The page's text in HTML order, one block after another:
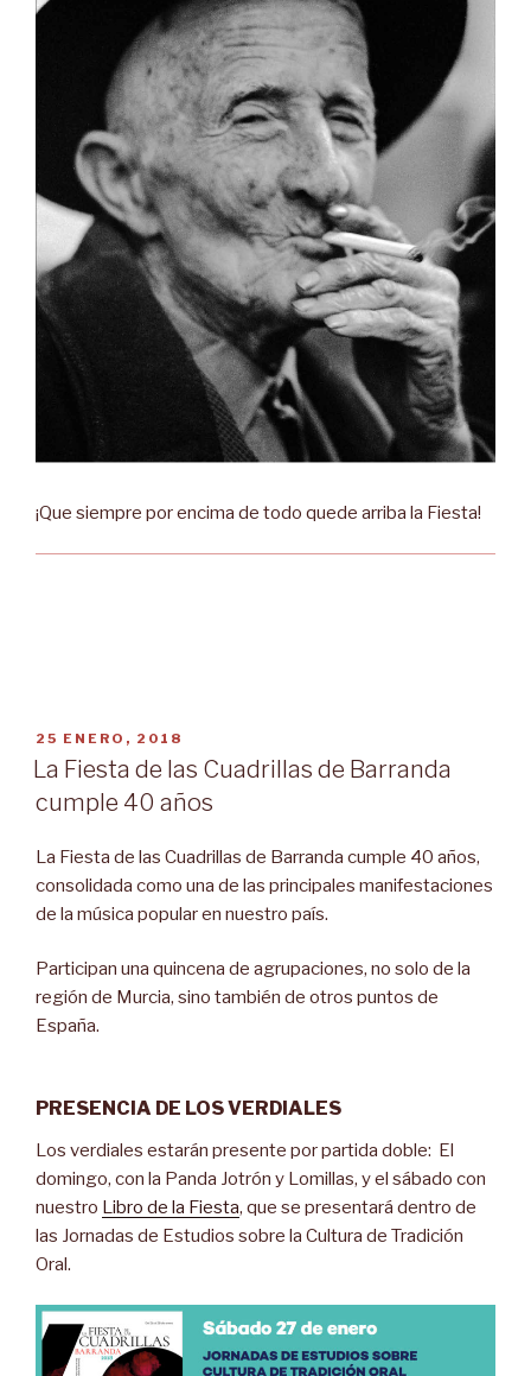
¡Que siempre por encima de todo quede arriba la Fiesta!
PUBLICADO
EL
25 ENERO, 2018
La Fiesta de las Cuadrillas de Barranda
cumple 40 años
La Fiesta de las Cuadrillas de Barranda cumple 40 años,
consolidada como una de las principales manifestaciones
de la música popular en nuestro país.
Participan una quincena de agrupaciones, no solo de la
región de Murcia, sino también de otros puntos de
España.
PRESENCIA DE LOS VERDIALES
Los verdiales estarán presente por partida doble: El
domingo, con la Panda Jotrón y Lomillas, y el sábado con
nuestro Libro de la Fiesta, que se presentará dentro de
las Jornadas de Estudios sobre la Cultura de Tradición
Oral.